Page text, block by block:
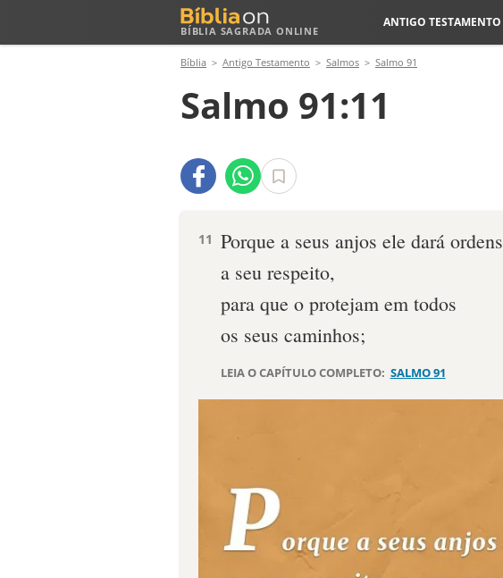
BÍBLIA SAGRADA ONLINE
ANTIGO TESTAMENTO
Bíblia Antigo Testamento Salmos Salmo 91
Salmo 91:11
11 Porque a seus anjos ele dará ordens
a seu respeito,
para que o protejam em todos
os seus caminhos;
LEIA O CAPÍTULO COMPLETO: SALMO 91